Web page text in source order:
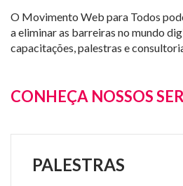
O Movimento Web para Todos
a eliminar as barreiras no mundo
capacitações, palestras e
CONHEÇA NOSSOS
PALESTRAS